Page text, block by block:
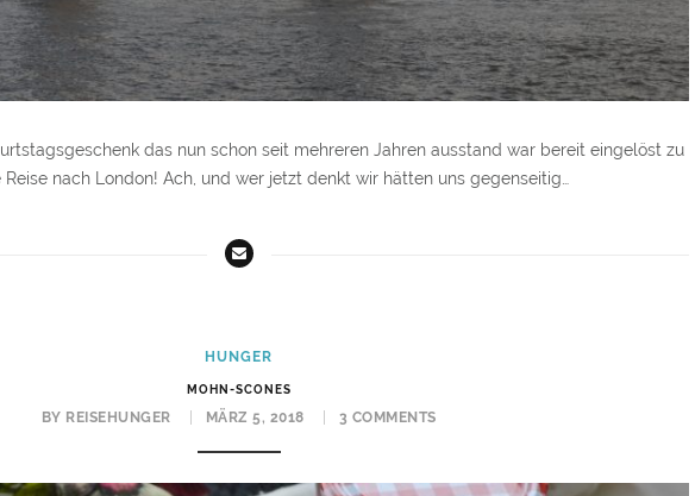
das nun schon seit mehreren Jahren ausstand war bereit eingelöst zu
Reise nach London! Ach, und wer jetzt denkt wir hätten uns gegenseitig…
HUNGER
MOHN-SCONES
BY REISEHUNGER MÄRZ 5, 2018 3 COMMENTS